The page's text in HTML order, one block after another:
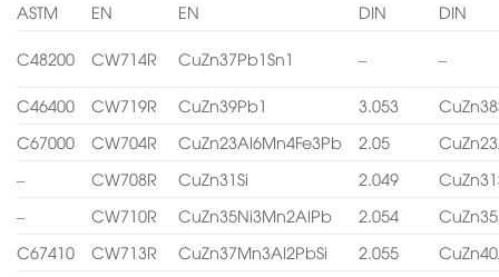
ASTM EN EN DIN DIN
C48200 CW714R CuZn37Pb1Sn1 – –
C46400 CW719R CuZn39Pb1 3.053
C67000
CW704R CuZn23Al6Mn4Fe3Pb 2.05
–
CW708R CuZn31Si 2.049
–
CW710R CuZn35Ni3Mn2AlPb 2.054
C67410
CW713R CuZn37Mn3Al2PbSi 2.055